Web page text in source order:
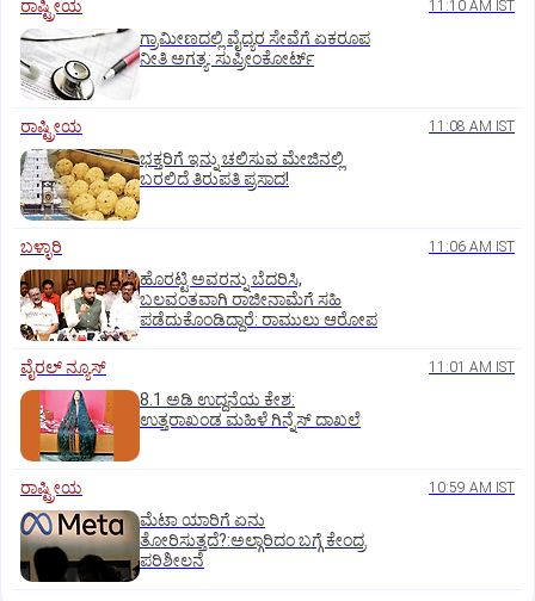
ರಾಷ್ಟ್ರೀಯ 11:10 AM IST
ಗ್ರಾಮೀಣದಲ್ಲಿ ವೈದ್ಯರ ಸೇವೆಗೆ ಏಕರೂಪ
ನೀತಿ ಅಗತ್ಯ: ಸುಪ್ರೀಂಕೋರ್ಟ್‌
ರಾಷ್ಟ್ರೀಯ 11:08 AM IST
ಭಕ್ತರಿಗೆ ಇನ್ನು ಚಲಿಸುವ ಮೇಜಿನಲ್ಲಿ
ಬರಲಿದೆ ತಿರುಪತಿ ಪ್ರಸಾದ!
ಬಳ್ಳಾರಿ 11:06 AM IST
ಹೊರಟ್ಟಿ ಅವರನ್ನು ಬೆದರಿಸಿ,
ಬಲವಂತವಾಗಿ ರಾಜೀನಾಮೆಗೆ ಸಹಿ
ಪಡೆದುಕೊಂಡಿದ್ದಾರೆ: ರಾಮುಲು ಆರೋಪ
ವೈರಲ್ ನ್ಯೂಸ್ 11:01 AM IST
8.1 ಅಡಿ ಉದ್ದನೆಯ ಕೇಶ:
ಉತ್ತರಾಖಂಡ ಮಹಿಳೆ ಗಿನ್ನೆಸ್‌ ದಾಖಲೆ
ರಾಷ್ಟ್ರೀಯ 10:59 AM IST
ಮೆಟಾ ಯಾರಿಗೆ ಏನು
ತೋರಿಸುತ್ತದೆ?:ಅಲ್ಗಾರಿದಂ ಬಗ್ಗೆ ಕೇಂದ್ರ
ಪರಿಶೀಲನೆ